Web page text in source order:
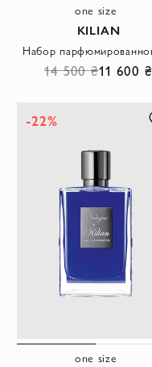
one size
KILIAN
14 500 ₴11 600 ₴
-22%
one size